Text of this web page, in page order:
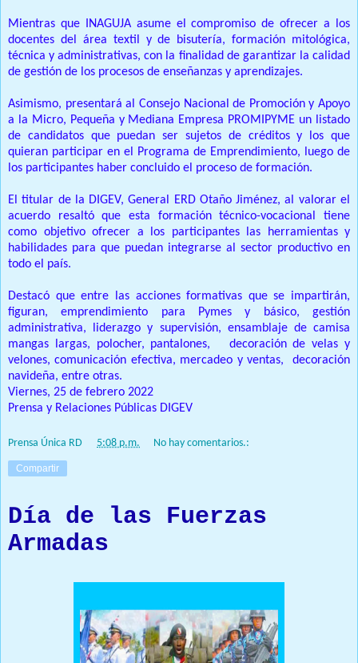
Mientras que INAGUJA asume el compromiso de ofrecer a los
docentes del área textil y de bisutería, formación mitológica,
técnica y administrativas, con la finalidad de garantizar la calidad
de gestión de los procesos de enseñanzas y aprendizajes.
Asimismo, presentará al Consejo Nacional de Promoción y Apoyo
a la Micro, Pequeña y Mediana Empresa PROMIPYME un listado
de candidatos que puedan ser sujetos de créditos y los que
quieran participar en el Programa de Emprendimiento, luego de
los participantes haber concluido el proceso de formación.
El titular de la DIGEV, General ERD Otaño Jiménez, al valorar el
acuerdo resaltó que esta formación técnico-vocacional tiene
como objetivo ofrecer a los participantes las herramientas y
habilidades para que puedan integrarse al sector productivo en
todo el país.
Destacó que entre las acciones formativas que se impartirán,
figuran, emprendimiento para Pymes y básico, gestión
administrativa, liderazgo y supervisión, ensamblaje de camisa
mangas largas, polocher, pantalones, decoración de velas y
velones, comunicación efectiva, mercadeo y ventas, decoración
navideña, entre otras.
Viernes, 25 de febrero 2022
Prensa y Relaciones Públicas DIGEV
Prensa Única RD 5:08 p.m. No hay comentarios.:
Compartir
Día de las Fuerzas
Armadas